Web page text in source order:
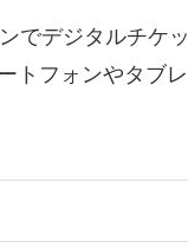
でデジタルチケッ
トフォンやタブレ